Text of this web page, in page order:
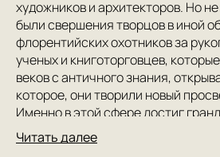
художников и архитекторов. Но
были свершения творцов в иной
флорентийских охотников за
ученых и книготорговцев,
веков с античного знания,
которое, они творили новый
Именно в этой сфере достиг
Веспасиано да Бистиччи —
которому посвящена новая
Читать далее